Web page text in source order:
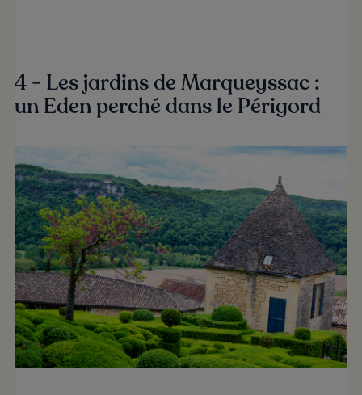
4 - Les jardins de Marqueyssac :
un Eden perché dans le Périgord